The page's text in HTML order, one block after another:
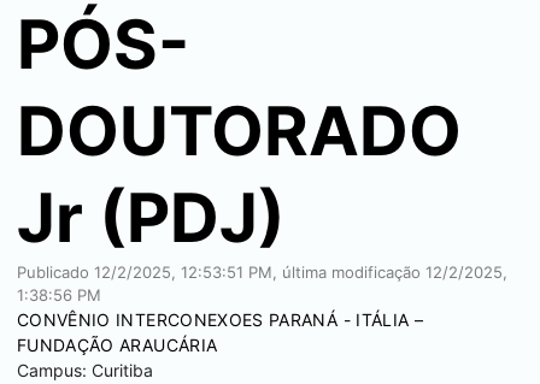
PÓS-
DOUTORADO
Jr (PDJ)
Publicado 12/2/2025, 12:53:51 PM , última modificação 12/2/2025,
1:38:56 PM
CONVÊNIO INTERCONEXOES PARANÁ - ITÁLIA –
FUNDAÇÃO ARAUCÁRIA
Campus: Curitiba